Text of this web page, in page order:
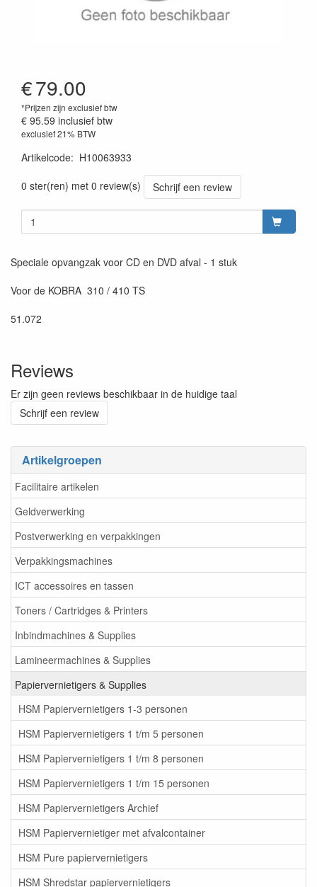
Artikelgroepen
Facilitaire artikelen
Geldverwerking
Postverwerking en verpakkingen
Verpakkingsmachines
ICT accessoires en tassen
Toners / Cartridges & Printers
Inbindmachines & Supplies
Lamineermachines & Supplies
Papiervernietigers & Supplies
HSM Papiervernietigers 1-3 personen
HSM Papiervernietigers 1 t/m 5 personen
HSM Papiervernietigers 1 t/m 8 personen
HSM Papiervernietigers 1 t/m 15 personen
HSM Papiervernietigers Archief
HSM Papiervernietiger met afvalcontainer
HSM Pure papiervernietigers
HSM Shredstar papiervernietigers
€79.00
*Prijzen zijn exclusief btw
€ 95.59 inclusief btw
exclusief 21% BTW
Artikelcode: H10063933
0 ster(ren) met 0 review(s)
Schrijf een review
Speciale opvangzak voor CD en DVD afval - 1 stuk
Voor de KOBRA 310 / 410 TS
51.072
Reviews
Er zijn geen reviews beschikbaar in de huidige taal
Schrijf een review